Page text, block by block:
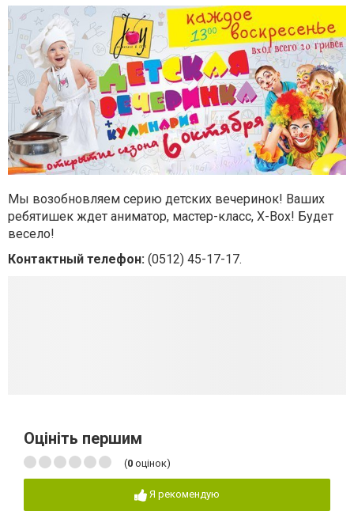
Мы возобновляем серию детских вечеринок! Ваших
ребятишек ждет аниматор, мастер-класс, X-Box! Будет
весело!
Контактный телефон: (0512) 45-17-17.
Оцініть першим
(0 оцінок)
Я рекомендую